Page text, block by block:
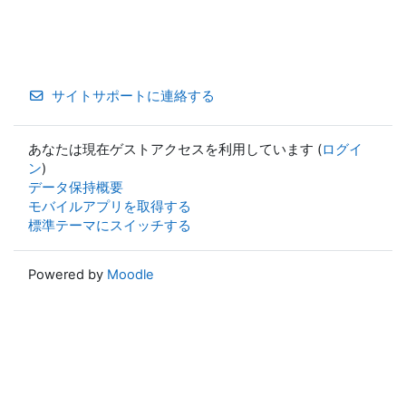
サイトサポートに連絡する
あなたは現在ゲストアクセスを利用しています (ログイ
ン)
データ保持概要
モバイルアプリを取得する
標準テーマにスイッチする
Powered by Moodle